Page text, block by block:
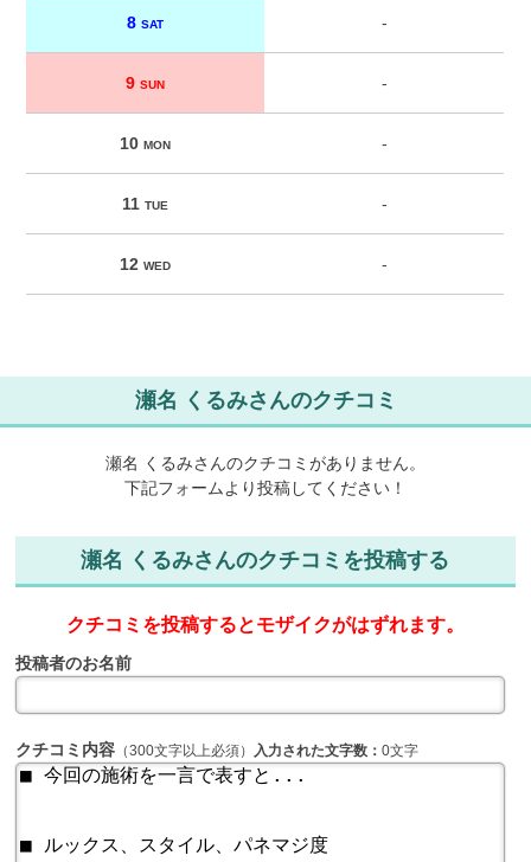
8SAT -
9SUN -
10MON -
11TUE -
12WED -
瀬名 くるみさんのクチコミ
瀬名 くるみさんのクチコミがありません。
下記フォームより投稿してください！
瀬名 くるみさんのクチコミを投稿する
クチコミを投稿するとモザイクがはずれます。
投稿者のお名前
クチコミ内容 （300文字以上必須） 入力された文字数：0文字